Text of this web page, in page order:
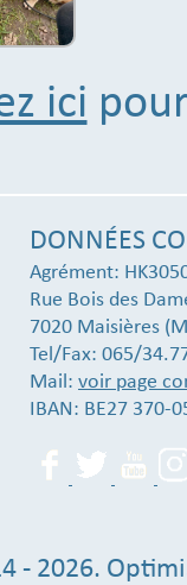
ici
DONNÉES
Agrément:
Rue Bois des
7020 Maisières
Tel/Fax: 065/
Mail: voir page
IBAN: BE27 370-
- 2026.